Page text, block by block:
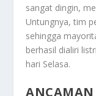
sangat dingin,
Untungnya, tim
sehingga
berhasil dialiri
hari Selasa.
ANCAMAN